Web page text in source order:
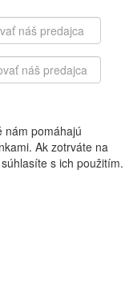
nám pomáhajú
Ak zotrváte na
s ich použitím.